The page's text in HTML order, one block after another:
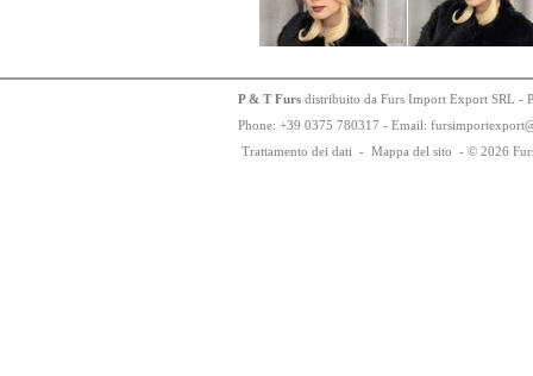
P & T Furs distribuito da Furs Import Export SRL -
Phone: +39 0375 780317 - Email: fursimportexport
Trattamento dei dati - Mappa del sito - © 2026